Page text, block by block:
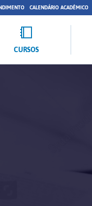
CALENDÁRIO ACADÊMICO
CURSOS